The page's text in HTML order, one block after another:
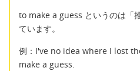
to make a guess というのは「
ています。
例：I've no idea where I lost
make a guess.